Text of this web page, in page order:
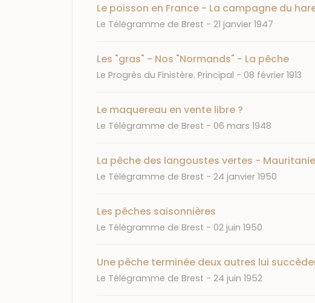
Le poisson en France - La campagne du
Journal
Le Télégramme de Brest Date
21 janvier 1947
Les "gras" - Nos "Normands" - La pêche
Journal
Le Progrès du Finistère. Principal Date
08 février 1913
Le maquereau en vente libre ?
Journal
Le Télégramme de Brest Date
06 mars 1948
La pêche des langoustes vertes -
Journal
Le Télégramme de Brest Date
24 janvier 1950
Les pêches saisonnières
Journal
Le Télégramme de Brest Date
02 juin 1950
Une pêche terminée deux autres lui
Journal
Le Télégramme de Brest Date
24 juin 1952